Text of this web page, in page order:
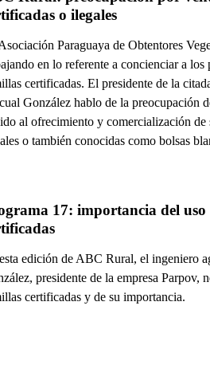
o ilegales
Paraguaya de Obtentores
en lo referente a concienciar a los
certificadas. El presidente de la
González hablo de la preocupación
al ofrecimiento y comercialización de
o también conocidas como bolsas
17: importancia del uso
edición de ABC Rural, el ingeniero
presidente de la empresa Parpov,
certificadas y de su importancia.